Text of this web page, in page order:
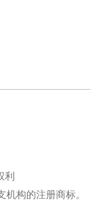
利
构的注册商标。